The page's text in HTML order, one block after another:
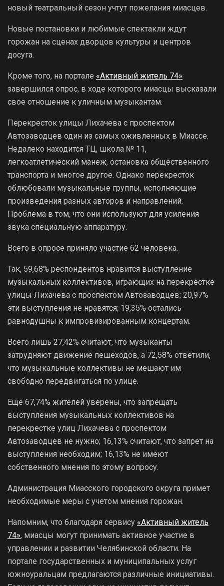
новый театральный сезон учтут пожелания миасцев.
Новые постановки и любимые спектакли ждут
горожан на сценах дворцов культуры и центров
досуга.
Кроме того, на портале «Активный житель 74»
завершился опрос, в ходе которого миасцы высказали
свое отношение к уличным музыкантам.
Перекресток улицы Лихачева с проспектом
Автозаводцев один из самых оживленных в Миассе.
Недалеко находится ТЦ, школа № 11,
легкоатлетический манеж, остановка общественного
транспорта и многое другое. Однако перекресток
облюбовали музыкальные группы, исполняющие
произведения разных авторов и направлений.
Проблема в том, что они используют для усиления
звука специальную аппаратуру.
Всего в опросе приняло участие 62 человека.
Так, 59,68% респондентов нравится выступление
музыкальных коллективов, играющих на перекрестке
улицы Лихачева с проспектом Автозаводцев; 20,97%
эти выступления не нравятся; 19,35% остались
равнодушны к импровизированным концертам.
Всего лишь 27,42% считают, что музыканты
затрудняют движение пешеходов, а 72,58% ответили,
что музыкальные коллективы не мешают им
свободно передвигаться по улице.
Еще 67,74% жителей уверены, что запрещать
выступления музыкальных коллективов на
перекрестке улиц Лихачева с проспектом
Автозаводцев не нужно; 16,13% считают, что запрет на
выступления необходим; 16,13% не имеют
собственного мнения по этому вопросу.
Администрация Миасского городского округа примет
необходимые меры с учетом мнения горожан.
Напомним, что благодаря сервису «Активный житель
74», миасцы могут принимать активное участие в
управлении и развитии Челябинской области. На
портале государственных и муниципальных услуг
южноуральцам предлагаются различные инициативы.